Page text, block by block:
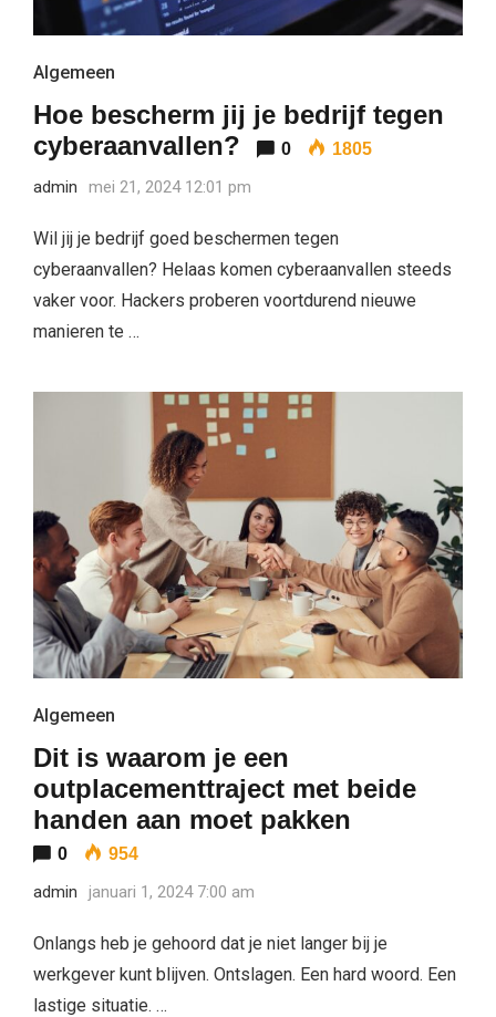
Algemeen
Hoe bescherm jij je bedrijf tegen
cyberaanvallen?
0 1805
admin mei 21, 2024 12:01 pm
Wil jij je bedrijf goed beschermen tegen
cyberaanvallen? Helaas komen cyberaanvallen steeds
vaker voor. Hackers proberen voortdurend nieuwe
manieren te …
Algemeen
Dit is waarom je een
outplacementtraject met beide
handen aan moet pakken
0 954
admin januari 1, 2024 7:00 am
Onlangs heb je gehoord dat je niet langer bij je
werkgever kunt blijven. Ontslagen. Een hard woord. Een
lastige situatie. …